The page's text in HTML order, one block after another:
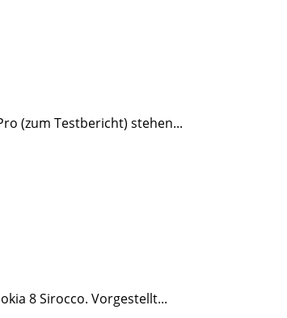
(zum Testbericht) stehen...
8 Sirocco. Vorgestellt...